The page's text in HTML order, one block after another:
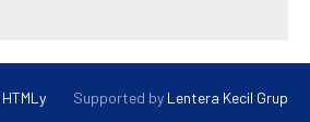
HTMLy Supported by Lentera Kecil Grup